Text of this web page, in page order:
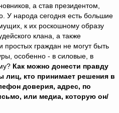
а став президентом,
У народа сегодня есть большие
к их роскошному образу
клана, а также
простых граждан не могут быть
особенно - в силовые, в
Как можно донести правду
лиц, кто принимает решения в
доверия, адрес, по
или медиа, которую он/